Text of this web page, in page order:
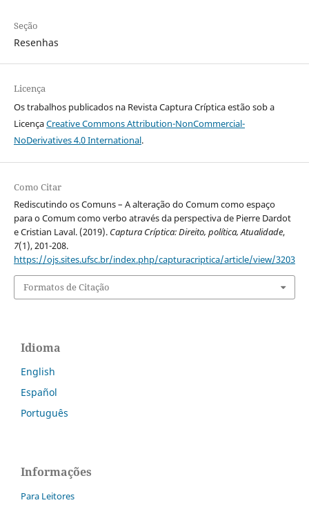
Seção
Resenhas
Licença
Os trabalhos publicados na Revista Captura Críptica estão sob a
LicençaCreative Commons Attribution-NonCommercial-
NoDerivatives 4.0 International.
Como Citar
Rediscutindo os Comuns – A alteração do Comum como espaço
para o Comum como verbo através da perspectiva de Pierre Dardot
e Cristian Laval. (2019). Captura Críptica: Direito, política, Atualidade,
7(1), 201-208.
https://ojs.sites.ufsc.br/index.php/capturacriptica/article/view/3203
Formatos de Citação
Idioma
English
Español
Português
Informações
Para Leitores